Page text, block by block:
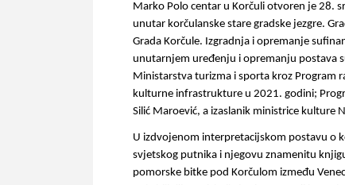
Marko Polo centar u Korčuli otvoren je 28.
unutar korčulanske stare gradske jezgre.
Grada Korčule. Izgradnja i opremanje
unutarnjem uređenju i opremanju postava
Ministarstva turizma i sporta kroz Program
kulturne infrastrukture u 2021. godini;
Silić Maroević, a izaslanik ministrice kulture
U izdvojenom interpretacijskom postavu o
svjetskog putnika i njegovu znamenitu
pomorske bitke pod Korčulom između